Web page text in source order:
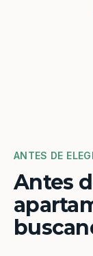
ANTES DE
Antes